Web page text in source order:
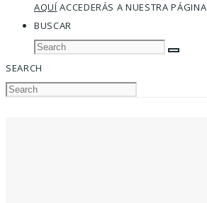
AQUÍACCEDERÁS A NUESTRA PÁGINA
BUSCAR
SEARCH